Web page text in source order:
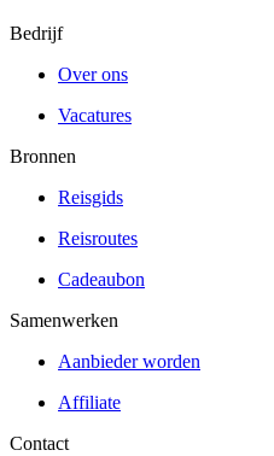
Bedrijf
Over ons
Vacatures
Bronnen
Reisgids
Reisroutes
Cadeaubon
Samenwerken
Aanbieder worden
Affiliate
Contact